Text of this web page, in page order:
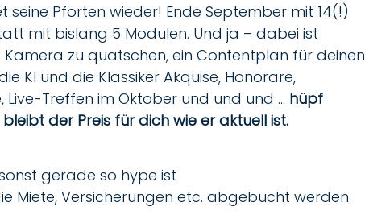
seine Pforten wieder! Ende September mit 14(!)
mit bislang 5 Modulen. Und ja – dabei ist
zu quatschen, ein Contentplan für deinen
KI und die Klassiker Akquise, Honorare,
Live-Treffen im Oktober und und und … hüpf
der Preis für dich wie er aktuell ist.
gerade so hype ist
Miete, Versicherungen etc. abgebucht werden